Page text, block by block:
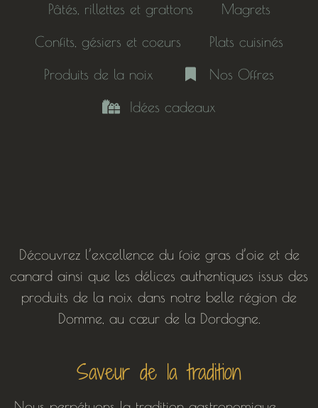
Pâtés, rillettes et grattons
Magrets
Confits, gésiers et coeurs
Plats cuisinés
Produits de la noix
Nos Offres
Idées cadeaux
Découvrez l’excellence du foie gras d’oie et de
canard ainsi que les délices authentiques issus des
produits de la noix dans notre belle région de
Domme, au cœur de la Dordogne.
Saveur de la tradition